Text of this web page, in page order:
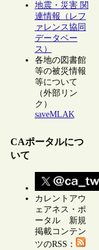
地震・災害 関
連情報（レフ
ァレンス協同
データベー
ス）
各地の図書館
等の被災情報
等について
（外部リン
ク）
saveMLAK
CAポータルにつ
いて
カレントアウ
ェアネス・ポ
ータル 新規
掲載コンテン
ツのRSS：